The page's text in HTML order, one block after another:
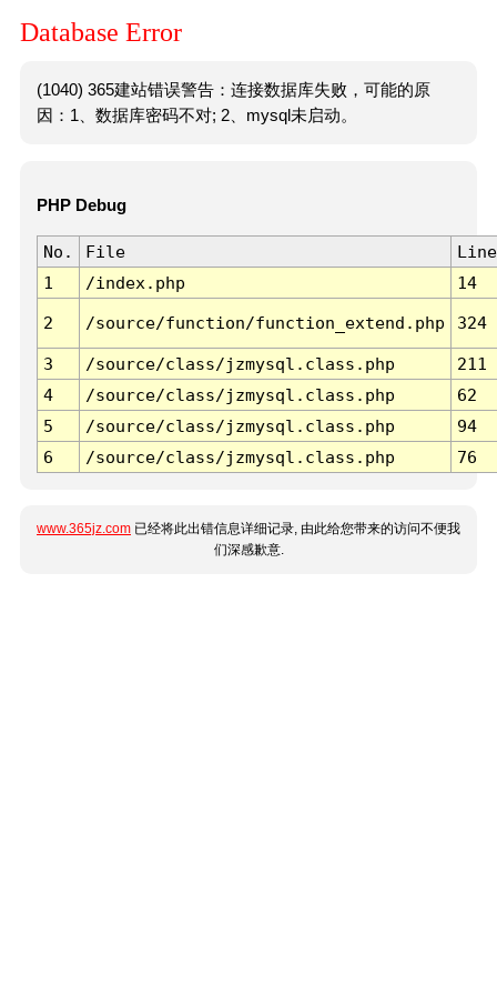
Database Error
(1040) 365建站错误警告：连接数据库失败，可能的原
因：1、数据库密码不对; 2、mysql未启动。
PHP Debug
No. File
Line
1
/index.php 14
2 /source/function/function_extend.php 324
3 /source/class/jzmysql.class.php
211
4
/source/class/jzmysql.class.php
62
5
/source/class/jzmysql.class.php
94
6
/source/class/jzmysql.class.php 76
www.365jz.com 已经将此出错信息详细记录, 由此给您带来的访问不便我
们深感歉意.